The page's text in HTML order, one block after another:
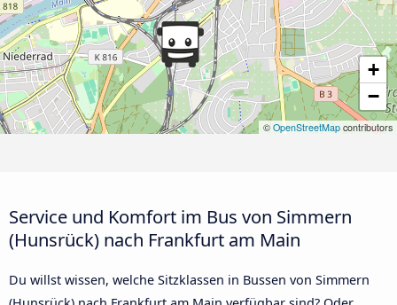
+
−
© OpenStreetMap contributors
Service und Komfort im Bus von Simmern
(Hunsrück) nach Frankfurt am Main
Du willst wissen, welche Sitzklassen in Bussen von Simmern